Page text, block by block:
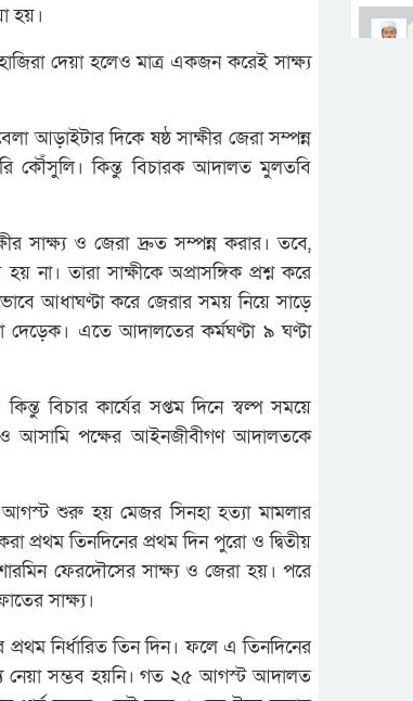
হয়।
দেয়া হলেও মাত্র একজন করেই সাক্ষ্য
আড়াইটার দিকে ষষ্ঠ সাক্ষীর জেরা সম্পন্ন
কৌঁসুলি। কিন্তু বিচারক আদালত মুলতবি
সাক্ষ্য ও জেরা দ্রুত সম্পন্ন করার। তবে,
তারা সাক্ষীকে অপ্রাসঙ্গিক প্রশ্ন করে
আধাঘণ্টা করে জেরার সময় নিয়ে সাড়ে
দেড়েক। এতে আদালতের কর্মঘণ্টা ৯ ঘণ্টা
বিচার কার্যের সপ্তম দিনে স্বল্প সময়ে
আসামি পক্ষের আইনজীবীগণ আদালতকে
আগস্ট শুরু হয় মেজর সিনহা হত্যা মামলার
প্রথম তিনদিনের প্রথম দিন পুরো ও দ্বিতীয়
ফেরদৌসের সাক্ষ্য ও জেরা হয়। পরে
সাক্ষ্য।
নির্ধারিত তিন দিন। ফলে এ তিনদিনের
নেয়া সম্ভব হয়নি। গত ২৫ আগস্ট আদালত